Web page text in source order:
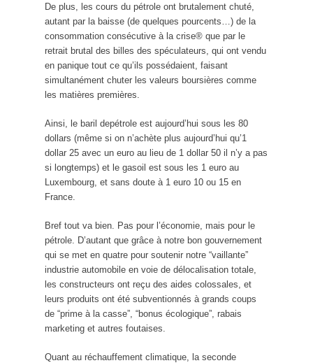
De plus, les cours du pétrole ont brutalement chuté,
autant par la baisse (de quelques pourcents…) de la
consommation consécutive à la crise® que par le
retrait brutal des billes des spéculateurs, qui ont vendu
en panique tout ce qu’ils possédaient, faisant
simultanément chuter les valeurs boursières comme
les matières premières.
Ainsi, le baril depétrole est aujourd’hui sous les 80
dollars (même si on n’achète plus aujourd’hui qu’1
dollar 25 avec un euro au lieu de 1 dollar 50 il n’y a pas
si longtemps) et le gasoil est sous les 1 euro au
Luxembourg, et sans doute à 1 euro 10 ou 15 en
France.
Bref tout va bien. Pas pour l’économie, mais pour le
pétrole. D’autant que grâce à notre bon gouvernement
qui se met en quatre pour soutenir notre “vaillante”
industrie automobile en voie de délocalisation totale,
les constructeurs ont reçu des aides colossales, et
leurs produits ont été subventionnés à grands coups
de “prime à la casse”, “bonus écologique”, rabais
marketing et autres foutaises.
Quant au réchauffement climatique, la seconde